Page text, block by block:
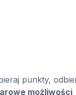
punkty,
możliwości